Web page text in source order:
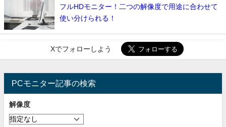
フルHDモニター！二つの解像度で用途に合わせて
使い分けられる！
Xでフォローしよう
PCモニター記事の検索
解像度